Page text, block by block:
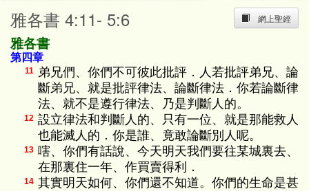
網上聖經
雅各書 4:11- 5:6
雅各書
第四章
11 弟兄們、你們不可彼此批評．人若批評弟兄、論
斷弟兄、就是批評律法、論斷律法．你若論斷律
法、就不是遵行律法、乃是判斷人的。
12 設立律法和判斷人的、只有一位、就是那能救人
也能滅人的．你是誰、竟敢論斷別人呢。
13 嗐、你們有話說、今天明天我們要往某城裏去、
在那裏住一年、作買賣得利．
14 其實明天如何、你們還不知道。你們的生命是甚